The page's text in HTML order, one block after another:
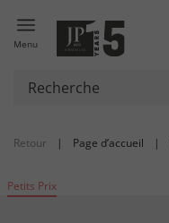
Menu
Retour | Page d’accueil |
Petits Prix